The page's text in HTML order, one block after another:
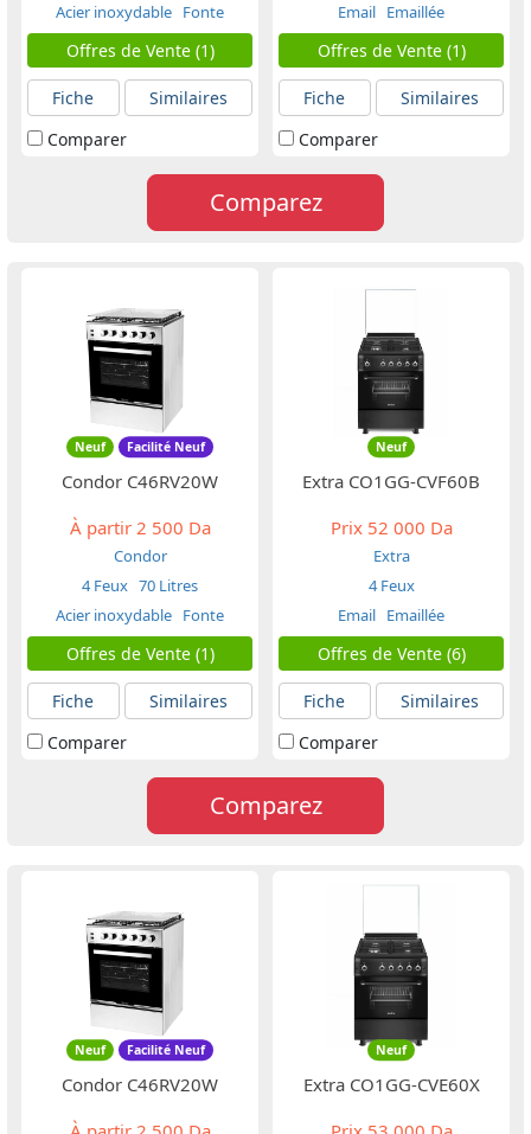
Acier inoxydable Fonte
Offres de Vente (1)
Fiche
Similaires
Comparer
Email Emaillée
Offres de Vente (1)
Fiche
Similaires
Comparer
Comparez
Neuf Facilité Neuf
Condor C46RV20W
À partir2 500 Da
Condor
4 Feux 70 Litres
Acier inoxydable Fonte
Offres de Vente (1)
Fiche
Similaires
Comparer
Neuf
Extra CO1GG-CVF60B
Prix52 000 Da
Extra
4 Feux
Email Emaillée
Offres de Vente (6)
Fiche
Similaires
Comparer
Comparez
Neuf Facilité Neuf
Condor C46RV20W
Neuf
Extra CO1GG-CVE60X